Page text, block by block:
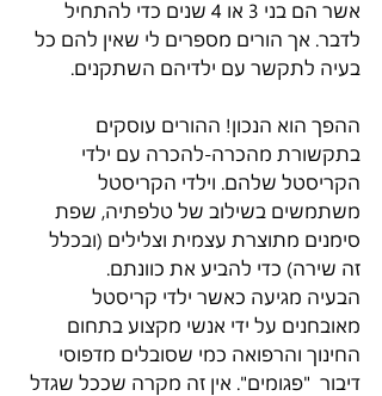
אשר הם בני 3 או 4 שנים כדי להתחיל
לדבר. אך הורים מספרים לי שאין להם כל
בעיה לתקשר עם ילדיהם השתקנים.
ההפך הוא הנכון! ההורים עוסקים
בתקשורת מהכרה-להכרה עם ילדי
הקריסטל שלהם. וילדי הקריסטל
משתמשים בשילוב של טלפתיה, שפת
סימנים מתוצרת עצמית וצלילים (ובכלל
זה שירה) כדי להביע את כוונתם.
הבעיה מגיעה כאשר ילדי קריסטל
מאובחנים על ידי אנשי מקצוע בתחום
החינוך והרפואה כמי שסובלים מדפוסי
דיבור  "פגומים". אין זה מקרה שככל שגדל